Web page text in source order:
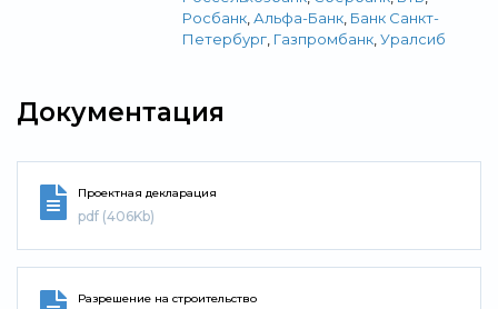
Росбанк ,Альфа-Банк Банк Санкт-
Петербург Газпромбанк ,Уралсиб
Документация
Проектная декларация
pdf (406Kb)
Разрешение на строительство